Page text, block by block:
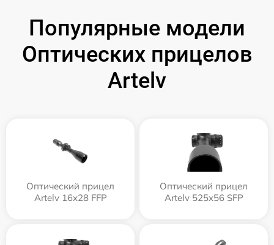
Популярные модели
Оптических прицелов
Artelv
Оптический прицел
Artelv 16x28 FFP
Оптический прицел
Artelv 525x56 SFP